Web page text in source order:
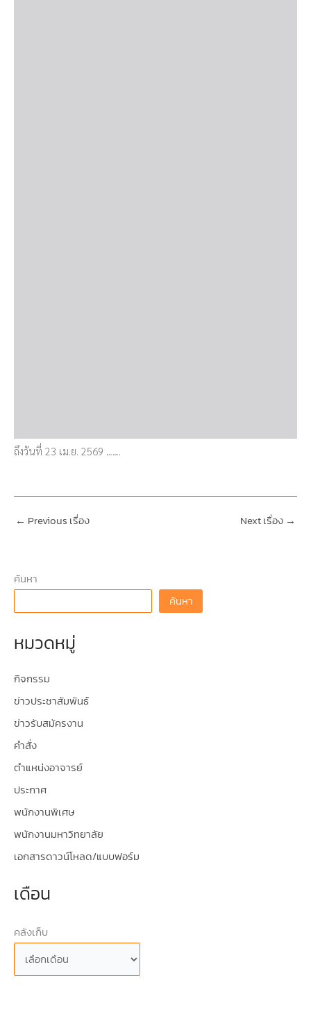
ถึงวันที่ 23 เม.ย. 2569 …….
← Previous เรื่อง Next เรื่อง →
ค้นหา
ค้นหา
หมวดหมู่
กิจกรรม
ข่าวประชาสัมพันธ์
ข่าวรับสมัครงาน
คำสั่ง
ตำแหน่งอาจารย์
ประกาศ
พนักงานพิเศษ
พนักงานมหาวิทยาลัย
เอกสารดาวน์โหลด/แบบฟอร์ม
เดือน
คลังเก็บ